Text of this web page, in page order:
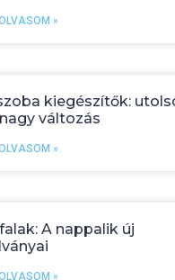
»
kiegészítők:
változás
»
A nappalik új
»